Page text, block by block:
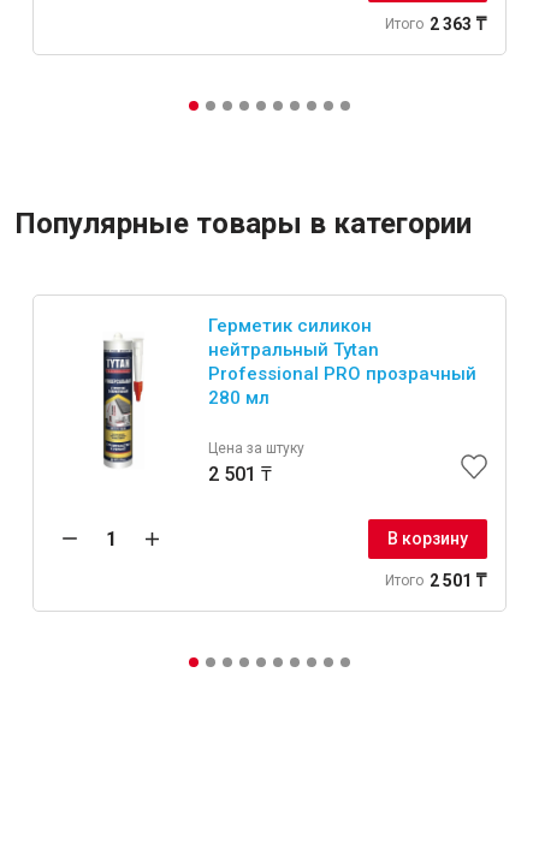
Итого 2 363 ₸
Популярные товары в категории
Герметик силикон
нейтральный Tytan
Professional PRO прозрачный
280 мл
Цена за штуку
2 501 ₸
В корзину
Итого 2 501 ₸